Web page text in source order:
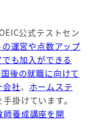
公式テストセン
運営や点数アップ
も加入ができる
後の就職に向けて
会社、 ホームステ
掛けています。
養成講座を開